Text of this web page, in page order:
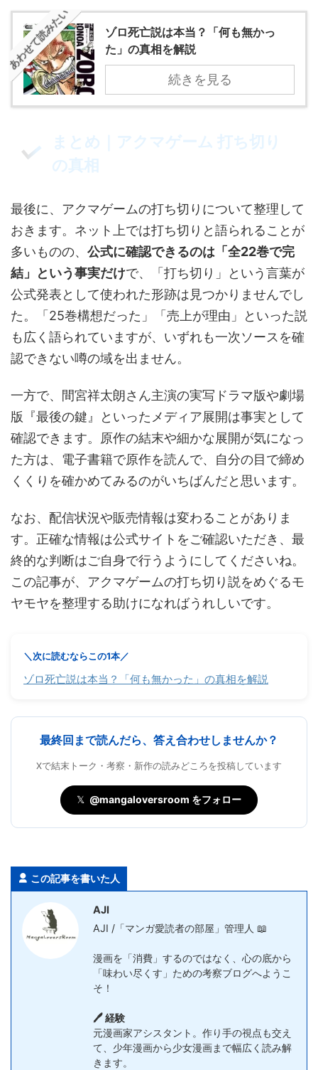
あわせて読みたい
ゾロ死亡説は本当？「何も無かっ
た」の真相を解説
続きを見る
まとめ｜アクマゲーム 打ち切り
の真相
最後に、アクマゲームの打ち切りについて整理して
おきます。ネット上では打ち切りと語られることが
多いものの、 公式に確認できるのは「全22巻で完
結」という事実だけで、「打ち切り」という言葉が
公式発表として使われた形跡は見つかりませんでし
た。「25巻構想だった」「売上が理由」といった説
も広く語られていますが、いずれも一次ソースを確
認できない噂の域を出ません。
一方で、間宮祥太朗さん主演の実写ドラマ版や劇場
版『最後の鍵』といったメディア展開は事実として
確認できます。原作の結末や細かな展開が気になっ
た方は、電子書籍で原作を読んで、自分の目で締め
くくりを確かめてみるのがいちばんだと思います。
なお、配信状況や販売情報は変わることがありま
す。正確な情報は公式サイトをご確認いただき、最
終的な判断はご自身で行うようにしてくださいね。
この記事が、アクマゲームの打ち切り説をめぐるモ
ヤモヤを整理する助けになればうれしいです。
＼次に読むならこの1本／
ゾロ死亡説は本当？「何も無かった」の真相を解説
最終回まで読んだら、答え合わせしませんか？
Xで結末トーク・考察・新作の読みどころを投稿しています
𝕏 @mangaloversroom をフォロー
この記事を書いた人
AJI
AJI /「マンガ愛読者の部屋」管理人 📖
漫画を「消費」するのではなく、心の底から
「味わい尽くす」ための考察ブログへようこ
そ！
🖊️ 経験
元漫画家アシスタント。作り手の視点も交え
て、少年漫画から少女漫画まで幅広く読み解
きます。